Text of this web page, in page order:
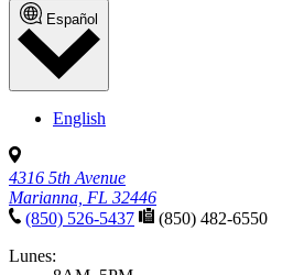
Español
English
4316 5th Avenue
Marianna, FL 32446
(850) 526-5437
(850) 482-6550
Lunes: